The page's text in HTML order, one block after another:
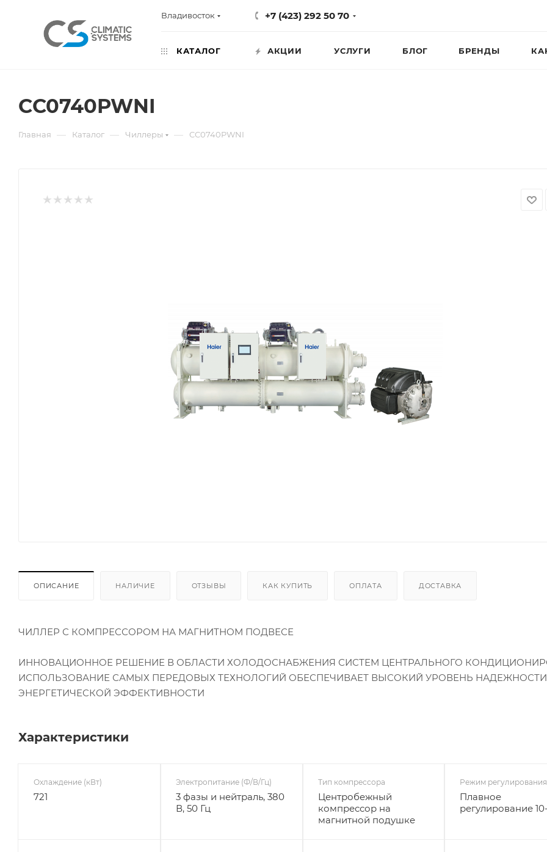
Владивосток +7 (423) 292 50 70
КАТАЛОГ АКЦИИ УСЛУГИ БЛОГ БРЕНДЫ
CC0740PWNI
Главная — Каталог — Чиллеры — CC0740PWNI
ОПИСАНИЕ НАЛИЧИЕ ОТЗЫВЫ КАК КУПИТЬ ОПЛАТА ДОСТАВКА
ЧИЛЛЕР С КОМПРЕССОРОМ НА МАГНИТНОМ ПОДВЕСЕ
ИННОВАЦИОННОЕ РЕШЕНИЕ В ОБЛАСТИ ХОЛОДОСНАБЖЕНИЯ СИСТЕМ ЦЕНТРАЛЬНОГО
ИСПОЛЬЗОВАНИЕ САМЫХ ПЕРЕДОВЫХ ТЕХНОЛОГИЙ ОБЕСПЕЧИВАЕТ ВЫСОКИЙ УРОВЕНЬ
ЭНЕРГЕТИЧЕСКОЙ ЭФФЕКТИВНОСТИ
Характеристики
Охлаждение (кВт)
721
Электропитание (Ф/В/Гц)
3 фазы и нейтраль, 380
В, 50 Гц
Тип компрессора
Центробежный
компрессор на
магнитной подушке
Режим регулирования
Плавное
регулирование